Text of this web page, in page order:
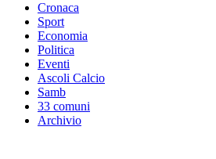
Cronaca
Sport
Economia
Politica
Eventi
Ascoli Calcio
Samb
33 comuni
Archivio